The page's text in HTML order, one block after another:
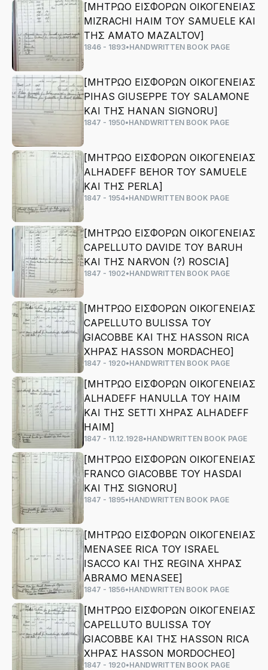
[ΜΗΤΡΩΟ ΕΙΣΦΟΡΩΝ ΟΙΚΟΓΕΝΕΙΑΣ
MIZRACHI HAIM ΤΟΥ SAMUELE ΚΑΙ
ΤΗΣ AMATO MAZALTOV]
1846 - 1893•HANDWRITTEN BOOK PAGE
[ΜΗΤΡΩΟ ΕΙΣΦΟΡΩΝ ΟΙΚΟΓΕΝΕΙΑΣ
PIHAS GIUSEPPE ΤΟΥ SALAMONE
ΚΑΙ ΤΗΣ HANAN SIGNORU]
1847 - 1950•HANDWRITTEN BOOK PAGE
[ΜΗΤΡΩΟ ΕΙΣΦΟΡΩΝ ΟΙΚΟΓΕΝΕΙΑΣ
ALHADEFF ΒΕΗΟR ΤΟΥ SAMUELE
ΚΑΙ ΤΗΣ PERLA]
1847 - 1954•HANDWRITTEN BOOK PAGE
[ΜΗΤΡΩΟ ΕΙΣΦΟΡΩΝ ΟΙΚΟΓΕΝΕΙΑΣ
CAPELLUTO DAVIDE ΤΟΥ BARUH
ΚΑΙ ΤΗΣ NARVON (?) ROSCIA]
1847 - 1902•HANDWRITTEN BOOK PAGE
[ΜΗΤΡΩΟ ΕΙΣΦΟΡΩΝ ΟΙΚΟΓΕΝΕΙΑΣ
CAPELLUTO BULISSA ΤΟΥ
GIACOBBE ΚΑΙ ΤΗΣ HASSON RICA
ΧΗΡΑΣ HASSON MORDACHEO]
1847 - 1920•HANDWRITTEN BOOK PAGE
[ΜΗΤΡΩΟ ΕΙΣΦΟΡΩΝ ΟΙΚΟΓΕΝΕΙΑΣ
ALHADEFF HANULLA ΤΟΥ HAIM
ΚΑΙ ΤΗΣ SETTI ΧΗΡΑΣ ALHADEFF
HAIM]
1847 - 11.12.1928•HANDWRITTEN BOOK PAGE
[ΜΗΤΡΩΟ ΕΙΣΦΟΡΩΝ ΟΙΚΟΓΕΝΕΙΑΣ
FRANCO GIACOBBE ΤΟΥ HASDAI
ΚΑΙ ΤΗΣ SIGNORU]
1847 - 1895•HANDWRITTEN BOOK PAGE
[ΜΗΤΡΩΟ ΕΙΣΦΟΡΩΝ ΟΙΚΟΓΕΝΕΙΑΣ
MENASEE RICA ΤΟΥ ISRAEL
ISACCO ΚΑΙ ΤΗΣ REGINA ΧΗΡΑΣ
ΑΒRAMO MENASEE]
1847 - 1856•HANDWRITTEN BOOK PAGE
[ΜΗΤΡΩΟ ΕΙΣΦΟΡΩΝ ΟΙΚΟΓΕΝΕΙΑΣ
CAPELLUTO BULISSA ΤΟΥ
GIACOBBE ΚΑΙ ΤΗΣ HASSON RICA
ΧΗΡΑΣ HASSON MORDOCHEO]
1847 - 1920•HANDWRITTEN BOOK PAGE